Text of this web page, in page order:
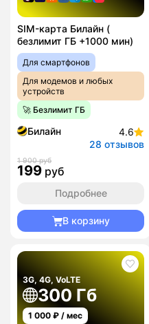
SIM-карта Билайн (
безлимит ГБ +1000 мин)
Для смартфонов
Для модемов и любых
устройств
🚀 Безлимит ГБ
Билайн
4.6
28 отзывов
1 900 руб
199 руб
Подробнее
В корзину
3G, 4G, VoLTE
300 Гб
1 000 ₽ / мес